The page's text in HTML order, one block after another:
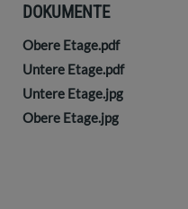
DOKUMENTE
Obere Etage.pdf
Untere Etage.pdf
Untere Etage.jpg
Obere Etage.jpg